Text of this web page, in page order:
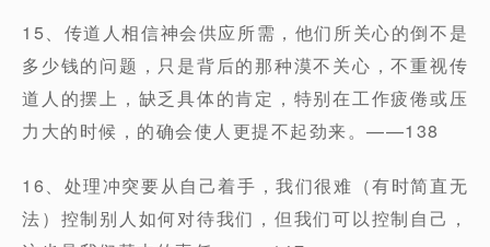
15、传道人相信神会供应所需，他们所关心的倒不是
多少钱的问题，只是背后的那种漠不关心，不重视传
道人的摆上，缺乏具体的肯定，特别在工作疲倦或压
力大的时候，的确会使人更提不起劲来。——138
16、处理冲突要从自己着手，我们很难（有时简直无
法）控制别人如何对待我们，但我们可以控制自己，